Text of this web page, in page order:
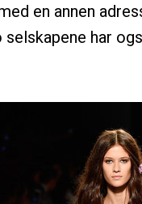
en annen
har